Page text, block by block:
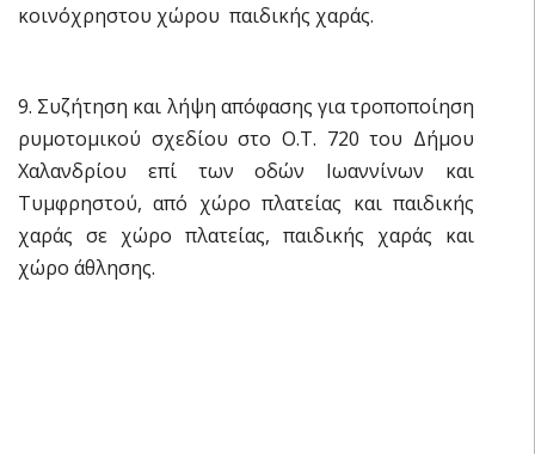
κοινόχρηστου χώρου  παιδικής χαράς.
9. Συζήτηση και λήψη απόφασης για τροποποίηση
ρυμοτομικού σχεδίου στο Ο.Τ. 720 του Δήμου
Χαλανδρίου επί των οδών Ιωαννίνων και
Τυμφρηστού, από χώρο πλατείας και παιδικής
χαράς σε χώρο πλατείας, παιδικής χαράς και
χώρο άθλησης.